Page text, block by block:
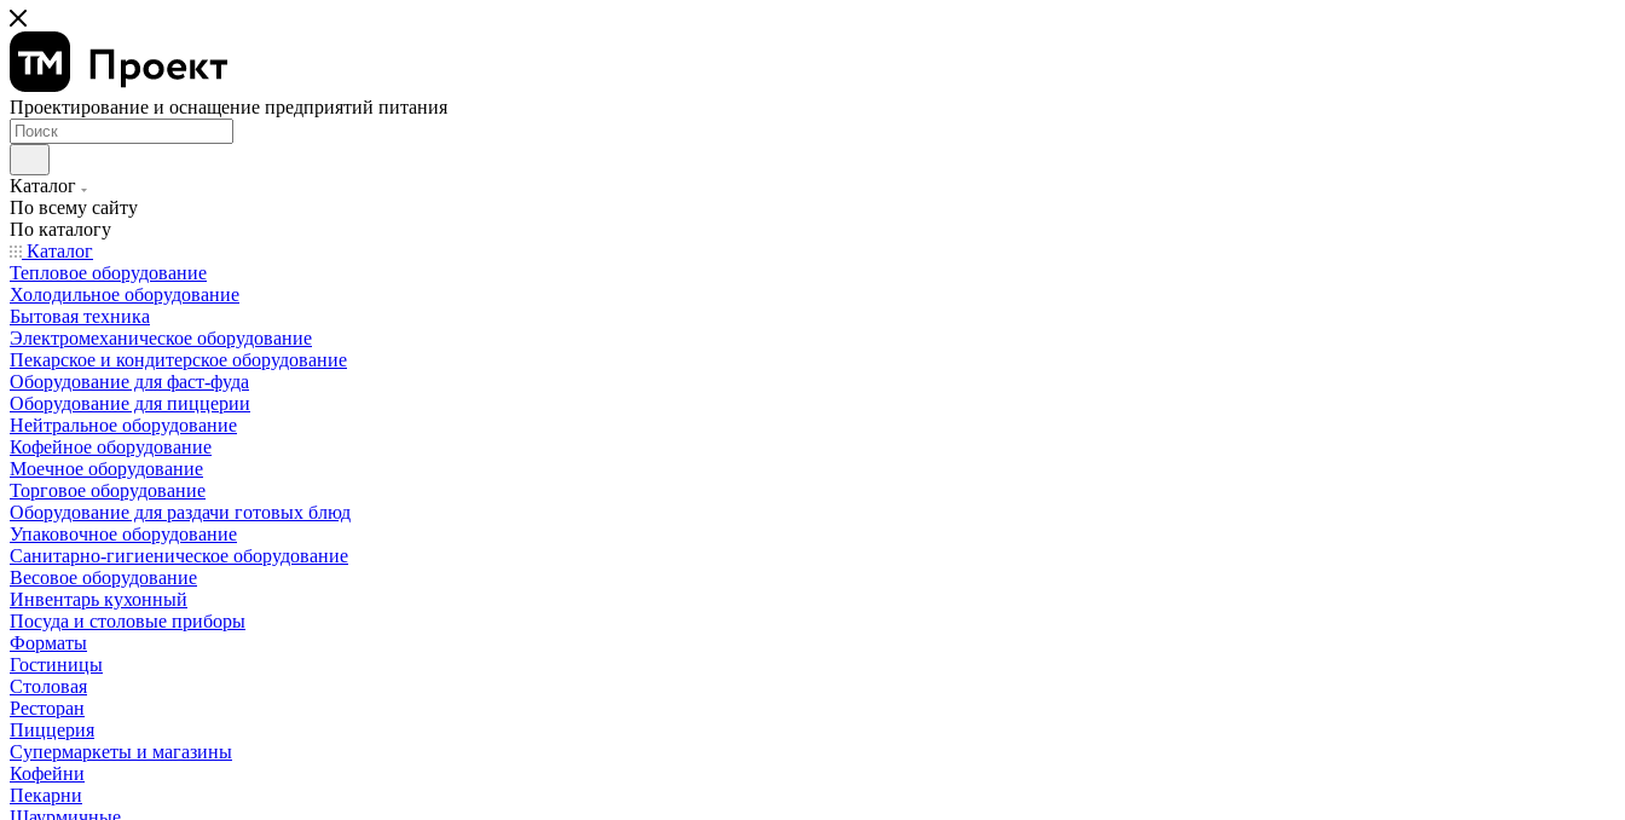
Проектирование и оснащение предприятий питания
Каталог
По всему сайту
По каталогу
Каталог
Тепловое оборудование
Холодильное оборудование
Бытовая техника
Электромеханическое оборудование
Пекарское и кондитерское оборудование
Оборудование для фаст-фуда
Оборудование для пиццерии
Нейтральное оборудование
Кофейное оборудование
Моечное оборудование
Торговое оборудование
Оборудование для раздачи готовых блюд
Упаковочное оборудование
Санитарно-гигиеническое оборудование
Весовое оборудование
Инвентарь кухонный
Посуда и столовые приборы
Форматы
Гостиницы
Столовая
Ресторан
Пиццерия
Супермаркеты и магазины
Кофейни
Пекарни